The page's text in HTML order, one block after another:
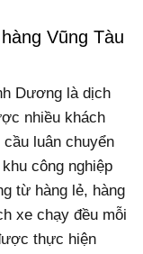
Vũng Tàu
Dương là dịch
nhiều khách
luân chuyển
công nghiệp
từ hàng lẻ, hàng
xe chạy đều mỗi
thực hiện